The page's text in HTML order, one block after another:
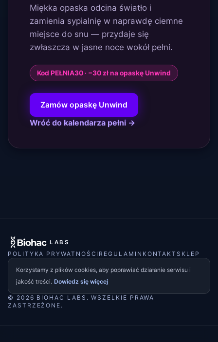
Miękka opaska odcina światło i
zamienia sypialnię w naprawdę ciemne
miejsce do snu — przydaje się
zwłaszcza w jasne noce wokół pełni.
Kod PEŁNIA30 · −30 zł na opaskę Unwind
Zamów opaskę Unwind
Wróć do kalendarza pełni →
LABS
POLITYKA PRYWATNOŚCI REGULAMIN KONTAKT SKLEP
Korzystamy z plików cookies, aby poprawiać działanie serwisu i
jakość treści. Dowiedz się więcej
© 2026 BIOHAC LABS. WSZELKIE PRAWA
ZASTRZEŻONE.